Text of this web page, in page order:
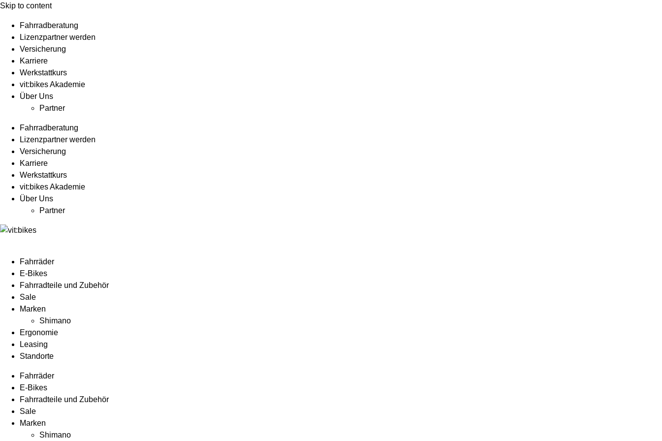
Skip to content
Fahrradberatung
Lizenzpartner werden
Versicherung
Karriere
Werkstattkurs
vit:bikes Akademie
Über Uns
Partner
Fahrradberatung
Lizenzpartner werden
Versicherung
Karriere
Werkstattkurs
vit:bikes Akademie
Über Uns
Partner
Fahrräder
E-Bikes
Fahrradteile und Zubehör
Sale
Marken
Shimano
Ergonomie
Leasing
Standorte
Fahrräder
E-Bikes
Fahrradteile und Zubehör
Sale
Marken
Shimano